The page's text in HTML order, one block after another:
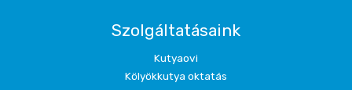
Szolgáltatásaink
Kutyaovi
Kölyökkutya oktatás